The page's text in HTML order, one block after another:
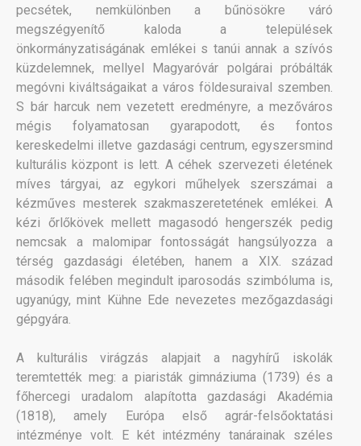
pecsétek, nemkülönben a bűnösökre váró
megszégyenítő kaloda a települések
önkormányzatiságának emlékei s tanúi annak a szívós
küzdelemnek, mellyel Magyaróvár polgárai próbálták
megóvni kiváltságaikat a város földesuraival szemben.
S bár harcuk nem vezetett eredményre, a mezőváros
mégis folyamatosan gyarapodott, és fontos
kereskedelmi illetve gazdasági centrum, egyszersmind
kulturális központ is lett. A céhek szervezeti életének
míves tárgyai, az egykori műhelyek szerszámai a
kézműves mesterek szakmaszeretetének emlékei. A
kézi őrlőkövek mellett magasodó hengerszék pedig
nemcsak a malomipar fontosságát hangsúlyozza a
térség gazdasági életében, hanem a XIX. század
második felében megindult iparosodás szimbóluma is,
ugyanúgy, mint Kühne Ede nevezetes mezőgazdasági
gépgyára.
A kulturális virágzás alapjait a nagyhírű iskolák
teremtették meg: a piaristák gimnáziuma (1739) és a
főhercegi uradalom alapította gazdasági Akadémia
(1818), amely Európa első agrár-felsőoktatási
intézménye volt. E két intézmény tanárainak széles